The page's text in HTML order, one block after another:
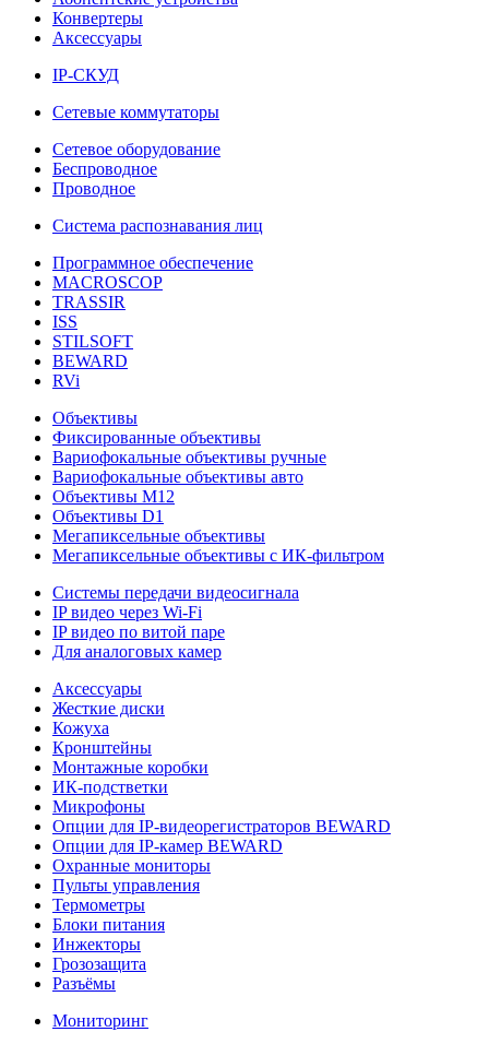
Конвертеры
Аксессуары
IP-СКУД
Сетевые коммутаторы
Сетевое оборудование
Беспроводное
Проводное
Система распознавания лиц
Программное обеспечение
MACROSCOP
TRASSIR
ISS
STILSOFT
BEWARD
RVi
Объективы
Фиксированные объективы
Вариофокальные объективы ручные
Вариофокальные объективы авто
Объективы М12
Объективы D1
Мегапиксельные объективы
Мегапиксельные объективы с ИК-фильтром
Системы передачи видеосигнала
IP видео через Wi-Fi
IP видео по витой паре
Для аналоговых камер
Аксессуары
Жесткие диски
Кожуха
Кронштейны
Монтажные коробки
ИК-подстветки
Микрофоны
Опции для IP-видеорегистраторов BEWARD
Опции для IP-камер BEWARD
Охранные мониторы
Пульты управления
Термометры
Блоки питания
Инжекторы
Грозозащита
Разъёмы
Мониторинг